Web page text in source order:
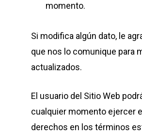
momento.
Si modifica algún dato, le
que nos lo comunique para
actualizados.
El usuario del Sitio Web
cualquier momento ejercer
derechos en los términos